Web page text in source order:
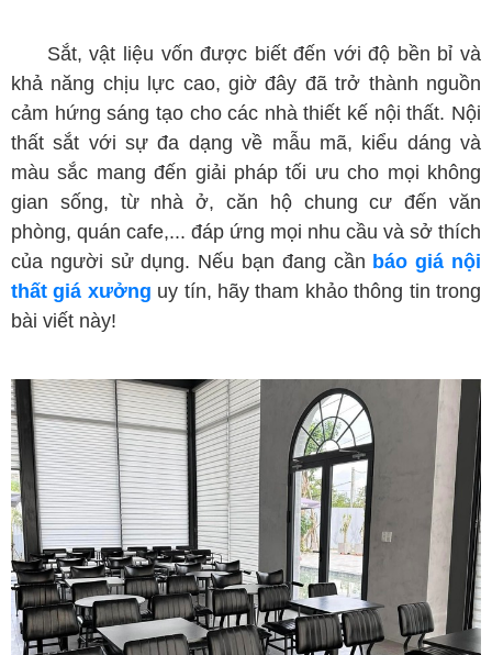
Sắt, vật liệu vốn được biết đến với độ bền bỉ và
khả năng chịu lực cao, giờ đây đã trở thành nguồn
cảm hứng sáng tạo cho các nhà thiết kế nội thất. Nội
thất sắt với sự đa dạng về mẫu mã, kiểu dáng và
màu sắc mang đến giải pháp tối ưu cho mọi không
gian sống, từ nhà ở, căn hộ chung cư đến văn
phòng, quán cafe,... đáp ứng mọi nhu cầu và sở thích
của người sử dụng. Nếu bạn đang cần báo giá nội
thất giá xưởng uy tín, hãy tham khảo thông tin trong
bài viết này!